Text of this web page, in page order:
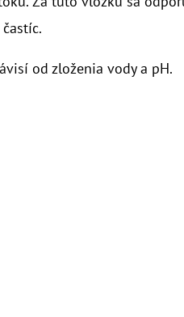
od zloženia vody a pH.